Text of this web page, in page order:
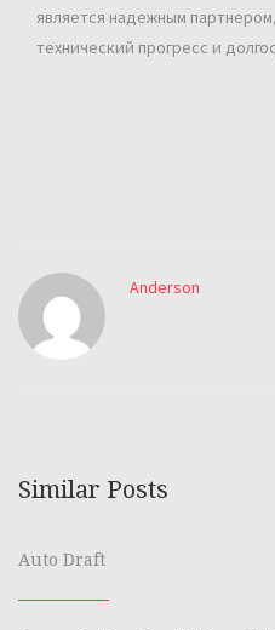
является надежным
технический прогресс и
Anderson
Similar Posts
Auto Draft